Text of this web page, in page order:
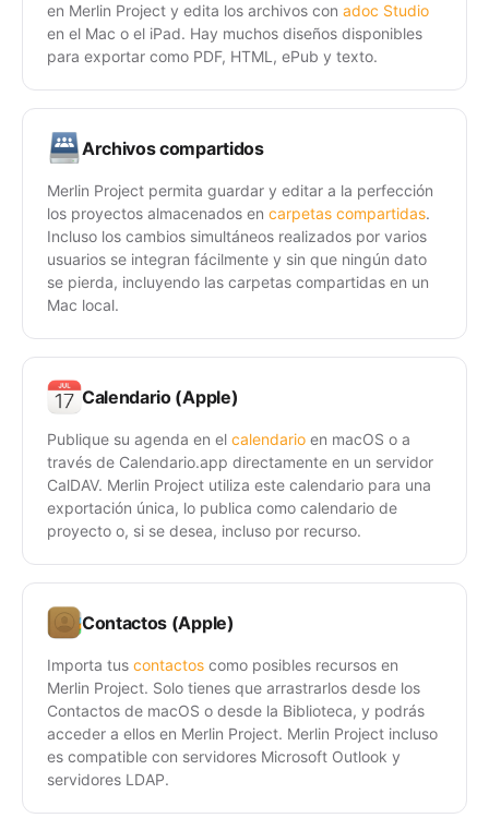
en Merlin Project y edita los archivos con adoc Studio
en el Mac o el iPad. Hay muchos diseños disponibles
para exportar como PDF, HTML, ePub y texto.
Archivos compartidos
Merlin Project permita guardar y editar a la perfección
los proyectos almacenados en carpetas compartidas.
Incluso los cambios simultáneos realizados por varios
usuarios se integran fácilmente y sin que ningún dato
se pierda, incluyendo las carpetas compartidas en un
Mac local.
Calendario (Apple)
Publique su agenda en el calendario en macOS o a
través de Calendario.app directamente en un servidor
CalDAV. Merlin Project utiliza este calendario para una
exportación única, lo publica como calendario de
proyecto o, si se desea, incluso por recurso.
Contactos (Apple)
Importa tus contactos como posibles recursos en
Merlin Project. Solo tienes que arrastrarlos desde los
Contactos de macOS o desde la Biblioteca, y podrás
acceder a ellos en Merlin Project. Merlin Project incluso
es compatible con servidores Microsoft Outlook y
servidores LDAP.